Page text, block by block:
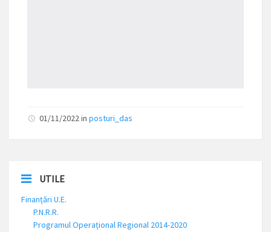
01/11/2022in posturi_das
UTILE
Finanțări U.E.
P.N.R.R.
Programul Operațional Regional 2014-2020